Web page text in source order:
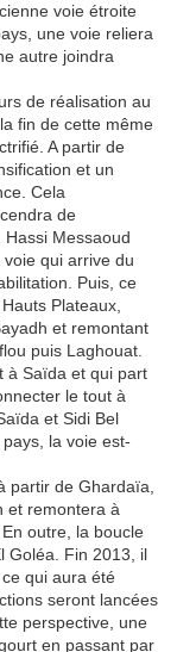
voie étroite
une voie reliera
autre joindra
de réalisation au
fin de cette même
A partir de
et un
Cela
de
Messaoud
qui arrive du
Puis, ce
Plateaux,
et remontant
puis Laghouat.
à Saïda et qui part
le tout à
et Sidi Bel
la voie est-
partir de Ghardaïa,
et remontera à
outre, la boucle
Goléa. Fin 2013, il
qui aura été
seront lancées
perspective, une
en passant par